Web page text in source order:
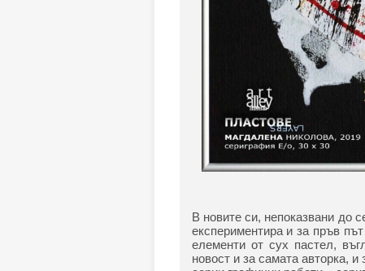
В новите си, непоказвани до
експериментира и за пръв
елементи от сух пастел,
новост и за самата авторка,